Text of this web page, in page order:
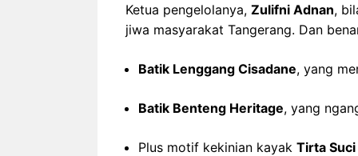
Ketua pengelolanya, Zulifni Adnan,
jiwa masyarakat Tangerang. Dan
Batik Lenggang Cisadane, yang
Batik Benteng Heritage, yang
Plus motif kekinian kayak Tirta Suci